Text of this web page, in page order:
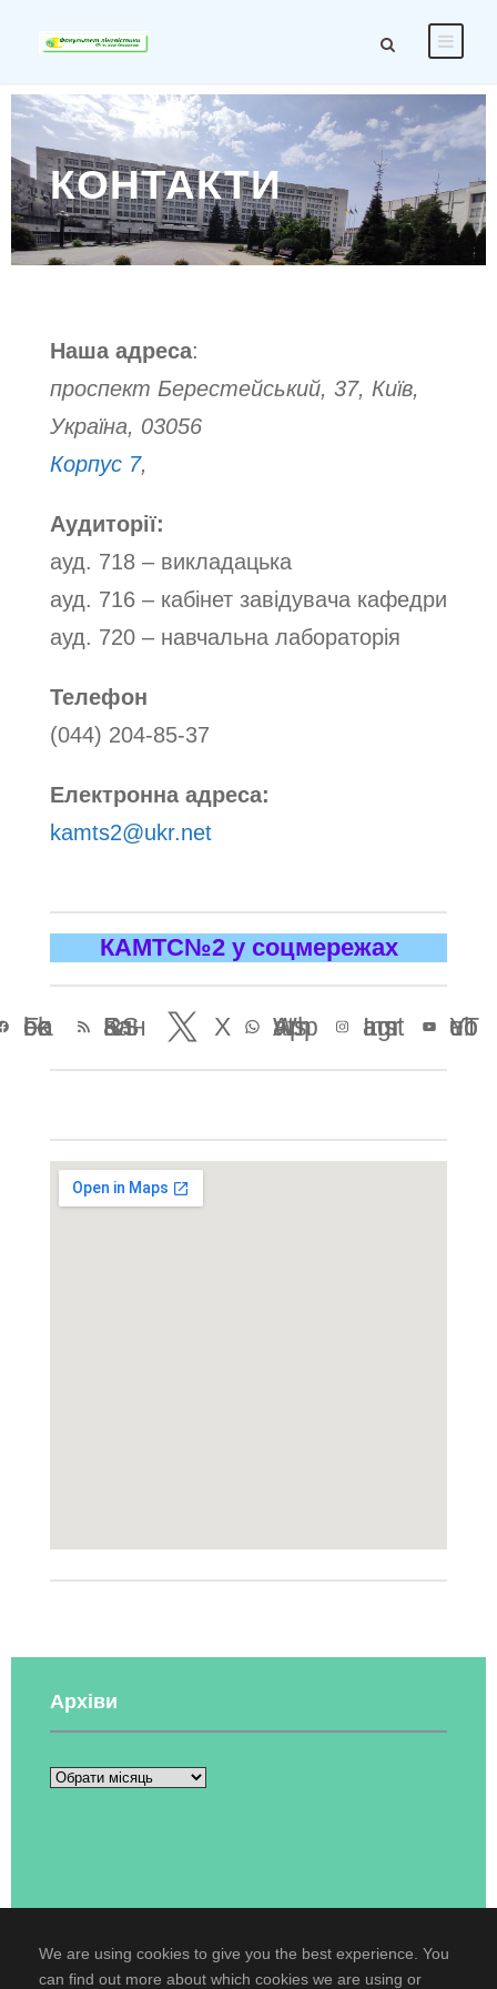
КОНТАКТИ
Наша адреса:
проспект Берестейський, 37, Київ,
Україна, 03056
Корпус 7,
Аудиторії:
ауд. 718 – викладацька
ауд. 716 – кабінет завідувача кафедри
ауд. 720 – навчальна лабораторія
Телефон
(044) 204-85-37
Електронна адреса:
kamts2@ukr.net
КАМТС№2 у соцмережах
Facebook RSS Канал X WhatsApp Instagram YouTube
Архіви
We are using cookies to give you the best experience. You
can find out more about which cookies we are using or